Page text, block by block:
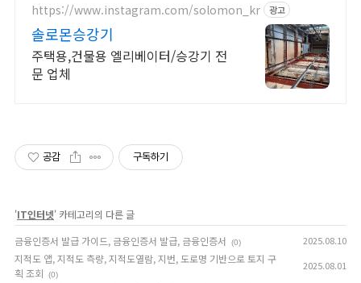
https://www.instagram.com/solomon_kr 광고
솔로몬승강기
주택용,건물용 엘리베이터/승강기 전
문 업체
공감 구독하기
'IT인터넷' 카테고리의 다른 글
금융인증서 발급 가이드, 금융인증서 발급, 금융인증서
(0) 2025.08.10
지적도 앱, 지적도 측량, 지적도열람, 지번, 도로명 기반으로 토지 구
획 조회
(0)
2025.08.01